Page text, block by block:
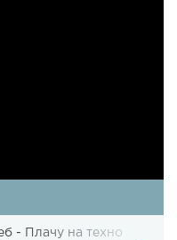
- Плачу на техно